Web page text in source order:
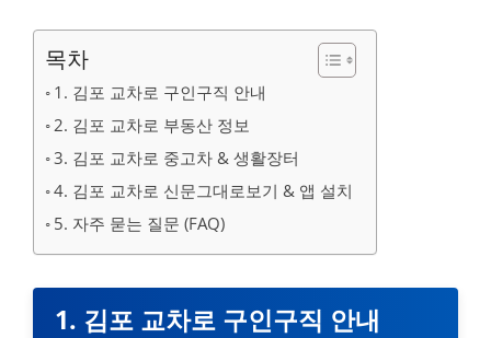
목차
1. 김포 교차로 구인구직 안내
2. 김포 교차로 부동산 정보
3. 김포 교차로 중고차 & 생활장터
4. 김포 교차로 신문그대로보기 & 앱 설치
5. 자주 묻는 질문 (FAQ)
1. 김포 교차로 구인구직 안내